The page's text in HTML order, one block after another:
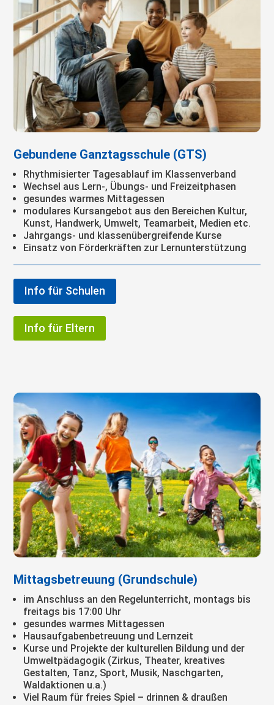
Gebundene Ganztagsschule (GTS)
Rhythmisierter Tagesablauf im Klassenverband
Wechsel aus Lern-, Übungs- und Freizeitphasen
gesundes warmes Mittagessen
modulares Kursangebot aus den Bereichen Kultur,
Kunst, Handwerk, Umwelt, Teamarbeit, Medien etc.
Jahrgangs- und klassenübergreifende Kurse
Einsatz von Förderkräften zur Lernunterstützung
Info für Schulen
Info für Eltern
Mittagsbetreuung (Grundschule)
im Anschluss an den Regelunterricht, montags bis
freitags bis 17:00 Uhr
gesundes warmes Mittagessen
Hausaufgabenbetreuung und Lernzeit
Kurse und Projekte der kulturellen Bildung und der
Umweltpädagogik (Zirkus, Theater, kreatives
Gestalten, Tanz, Sport, Musik, Naschgarten,
Waldaktionen u.a.)
Viel Raum für freies Spiel – drinnen & draußen